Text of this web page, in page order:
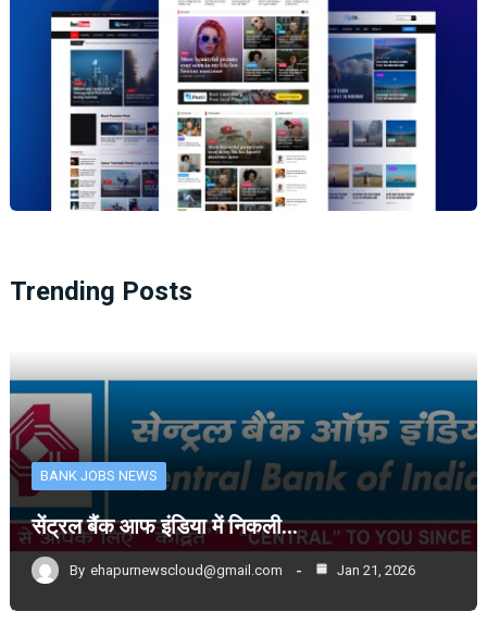
Trending Posts
BANK JOBS NEWS
सेंट्रल बैंक आफ इंडिया में निकली…
By ehapurnewscloud@gmail.com Jan 21, 2026